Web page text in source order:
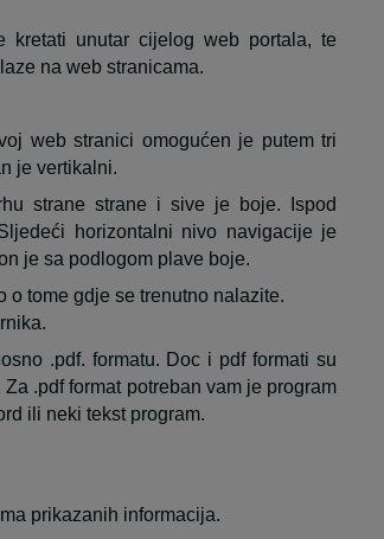
kretati unutar cijelog web portala, te
na web stranicama.
web stranici omogućen je putem tri
je vertikalni.
strane strane i sive je boje. Ispod
horizontalni nivo navigacije je
je sa podlogom plave boje.
o tome gdje se trenutno nalazite.
.pdf. formatu. Doc i pdf formati su
.pdf format potreban vam je program
ili neki tekst program.
prikazanih informacija.